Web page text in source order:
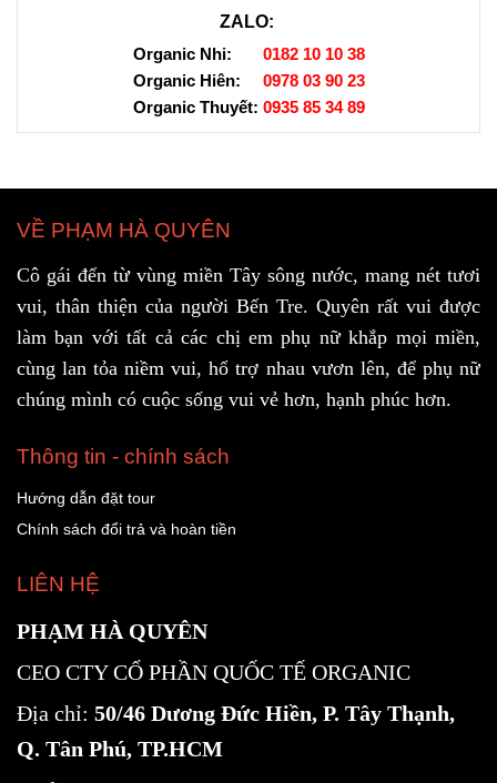
ZALO:
Organic Nhi:
0182 10 10 38
Organic Hiên:
0978 03 90 23
Organic Thuyết: 0935 85 34 89
VỀ PHẠM HÀ QUYÊN
Cô gái đến từ vùng miền Tây sông nước, mang nét tươi
vui, thân thiện của người Bến Tre. Quyên rất vui được
làm bạn với tất cả các chị em phụ nữ khắp mọi miền,
cùng lan tỏa niềm vui, hổ trợ nhau vươn lên, để phụ nữ
chúng mình có cuộc sống vui vẻ hơn, hạnh phúc hơn.
Thông tin - chính sách
Hướng dẫn đặt tour
Chính sách đổi trả và hoàn tiền
LIÊN HỆ
PHẠM HÀ QUYÊN
CEO CTY CỔ PHẦN QUỐC TẾ ORGANIC
Địa chỉ: 50/46 Dương Đức Hiền, P. Tây Thạnh,
Q. Tân Phú, TP.HCM